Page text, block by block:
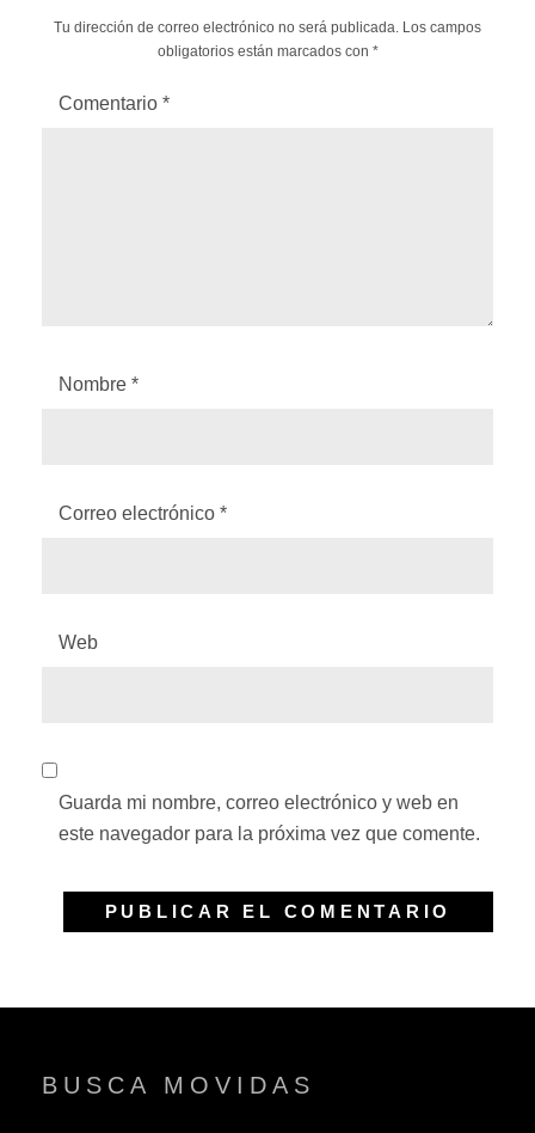
Tu dirección de correo electrónico no será publicada. Los campos
obligatorios están marcados con *
Comentario *
Nombre *
Correo electrónico *
Web
Guarda mi nombre, correo electrónico y web en
este navegador para la próxima vez que comente.
BUSCA MOVIDAS